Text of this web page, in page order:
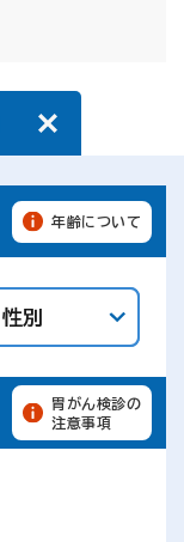
年齢について
性別
胃がん検診の
注意事項